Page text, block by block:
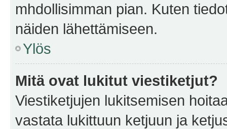
mhdollisimman pian. Kuten
näiden lähettämiseen.
Ylös
Mitä ovat lukitut viestiketjut?
Viestiketjujen lukitsemisen
vastata lukittuun ketjuun ja